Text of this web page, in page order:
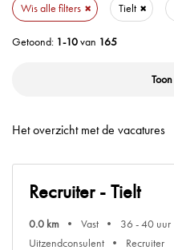
Wis alle filters
Tielt
Getoond: 1-10van 165
Het overzicht met de vacatures
Recruiter - Tielt
0.0 km Vast 36 - 40 uur
Uitzendconsulent
Recruiter